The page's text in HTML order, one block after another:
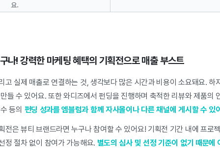
요.
나! 강력한 마케팅 혜택의 기획전으로 매출 부스트
고 실제 매출로 연결하는 것, 생각보다 많은 시간과 비용이 소요돼요. 하
들 수 있어요. 또한 와디즈에서 펀딩을 진행하며 축적한 리뷰와 제품의
등의 펀딩 성과를 엠블럼과 함께 자사몰이나 다른 채널에 게시할 수 있
전은 뷰티 브랜드라면 누구나 참여할 수 있어요! 기획전 기간 내에 프로
정 절차 없이 참여가 가능해요. 별도의 심사 및 선정 기준이 없기 때문에